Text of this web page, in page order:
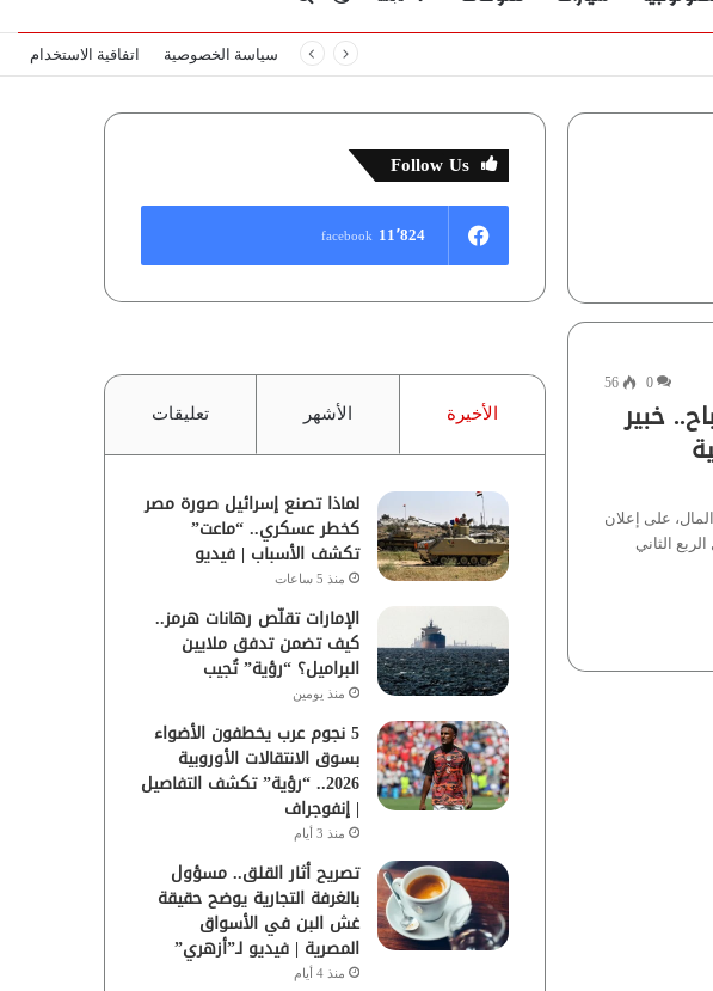
عنالمظلم
سياسة الخصوصية اتفاقية الاستخدام
0
56
خبير
على إعلان
الثاني
Follow Us
11٬824 facebook
الأخيرة الأشهر تعليقات
لماذا تصنع إسرائيل صورة مصر
كخطر عسكري.. “ماعت”
تكشف الأسباب | فيديو
منذ 5 ساعات
الإمارات تقلّص رهانات هرمز..
كيف تضمن تدفق ملايين
البراميل؟ “رؤية” تُجيب
منذ يومين
5 نجوم عرب يخطفون الأضواء
بسوق الانتقالات الأوروبية
2026.. “رؤية” تكشف التفاصيل
| إنفوجراف
منذ 3 أيام
تصريح أثار القلق.. مسؤول
بالغرفة التجارية يوضح حقيقة
غش البن في الأسواق
المصرية | فيديو لـ”أزهري”
منذ 4 أيام